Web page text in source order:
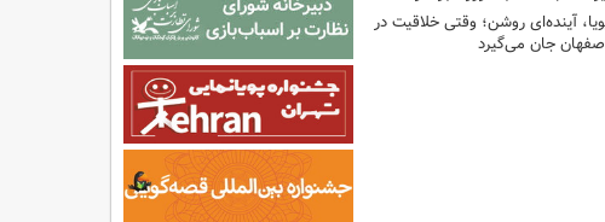
آینده‌ای روشن؛ وقتی خلاقیت در
جان می‌گیرد